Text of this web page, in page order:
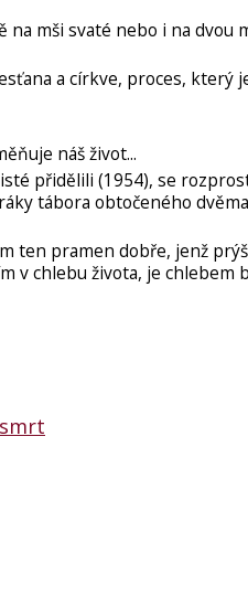
mši svaté nebo i na dvou
a církve, proces, který
náš život...
přidělili (1954), se
tábora obtočeného
ten pramen dobře, jenž
v chlebu života, je chlebem